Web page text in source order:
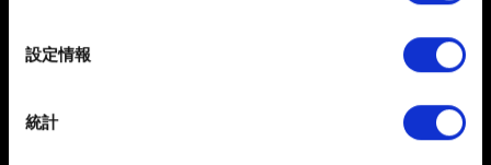
詳細セクション
で個人データの処理方法と設定を行って
ください。「Cookie宣言」からいつでも同意を変更また
設定情報
統計